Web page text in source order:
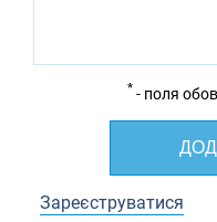
* - поля
Зареєструватися